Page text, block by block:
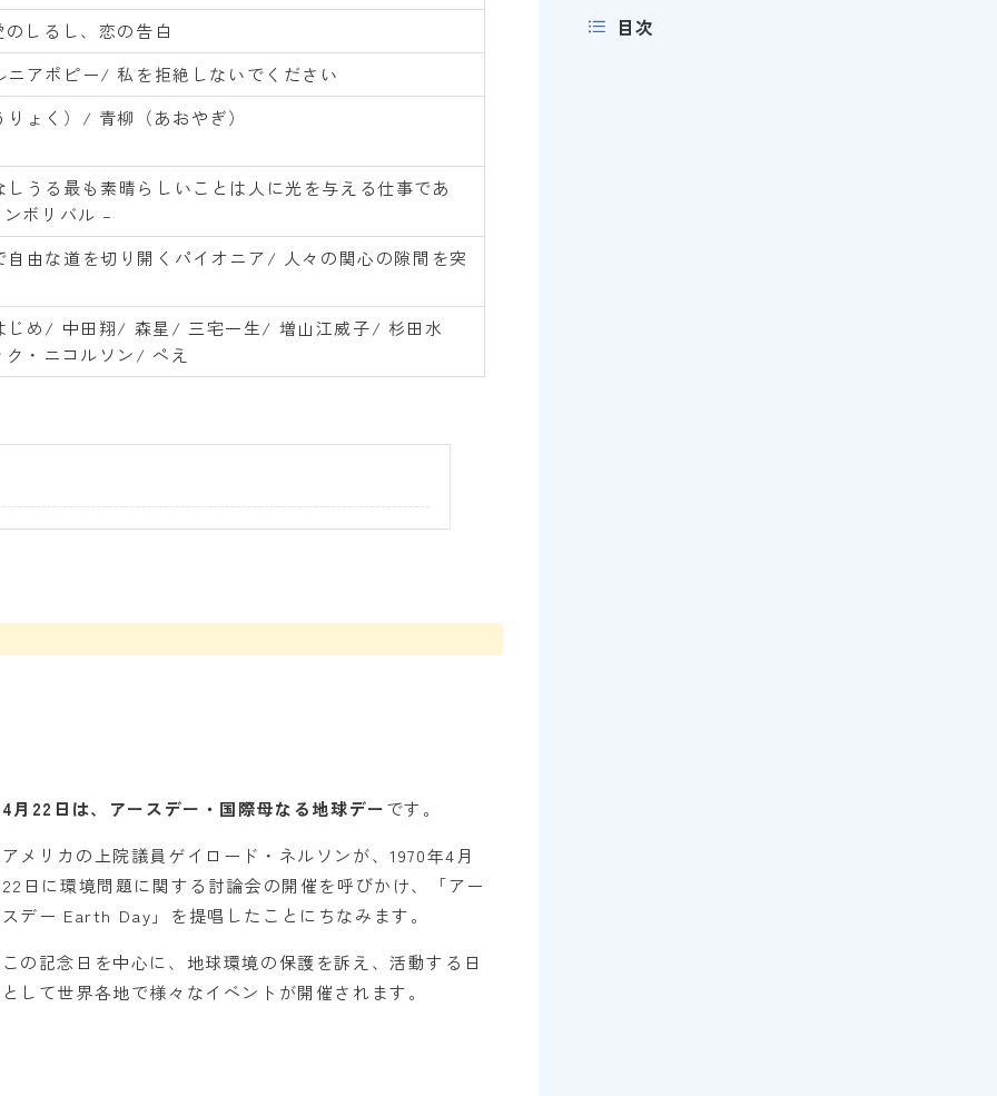
しるし、恋の告白
ニアポピー/ 私を拒絶しないでください
りょく）/ 青柳（あおやぎ）
しうる最も素晴らしいことは人に光を与える仕事であ
ボリバル –
自由な道を切り開くパイオニア/ 人々の関心の隙間を突
じめ/ 中田翔/ 森星/ 三宅一生/ 増山江威子/ 杉田水
・ニコルソン/ ぺえ
4月22日は、アースデー・国際母なる地球デーです。
アメリカの上院議員ゲイロード・ネルソンが、1970年4月
22日に環境問題に関する討論会の開催を呼びかけ、「アー
スデー Earth Day」を提唱したことにちなみます。
この記念日を中心に、地球環境の保護を訴え、活動する日
として世界各地で様々なイベントが開催されます。
目次